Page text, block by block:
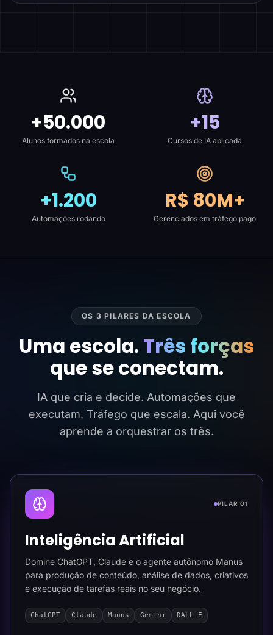
+50.000
Alunos formados na escola
+15
Cursos de IA aplicada
+1.200
Automações rodando
R$ 80M+
Gerenciados em tráfego pago
OS 3 PILARES DA ESCOLA
Uma escola. Três forças
que se conectam.
IA que cria e decide. Automações que
executam. Tráfego que escala. Aqui você
aprende a orquestrar os três.
PILAR 01
Inteligência Artificial
Domine ChatGPT, Claude e o agente autônomo Manus
para produção de conteúdo, análise de dados, criativos
e execução de tarefas reais no seu negócio.
ChatGPT Claude Manus Gemini DALL-E